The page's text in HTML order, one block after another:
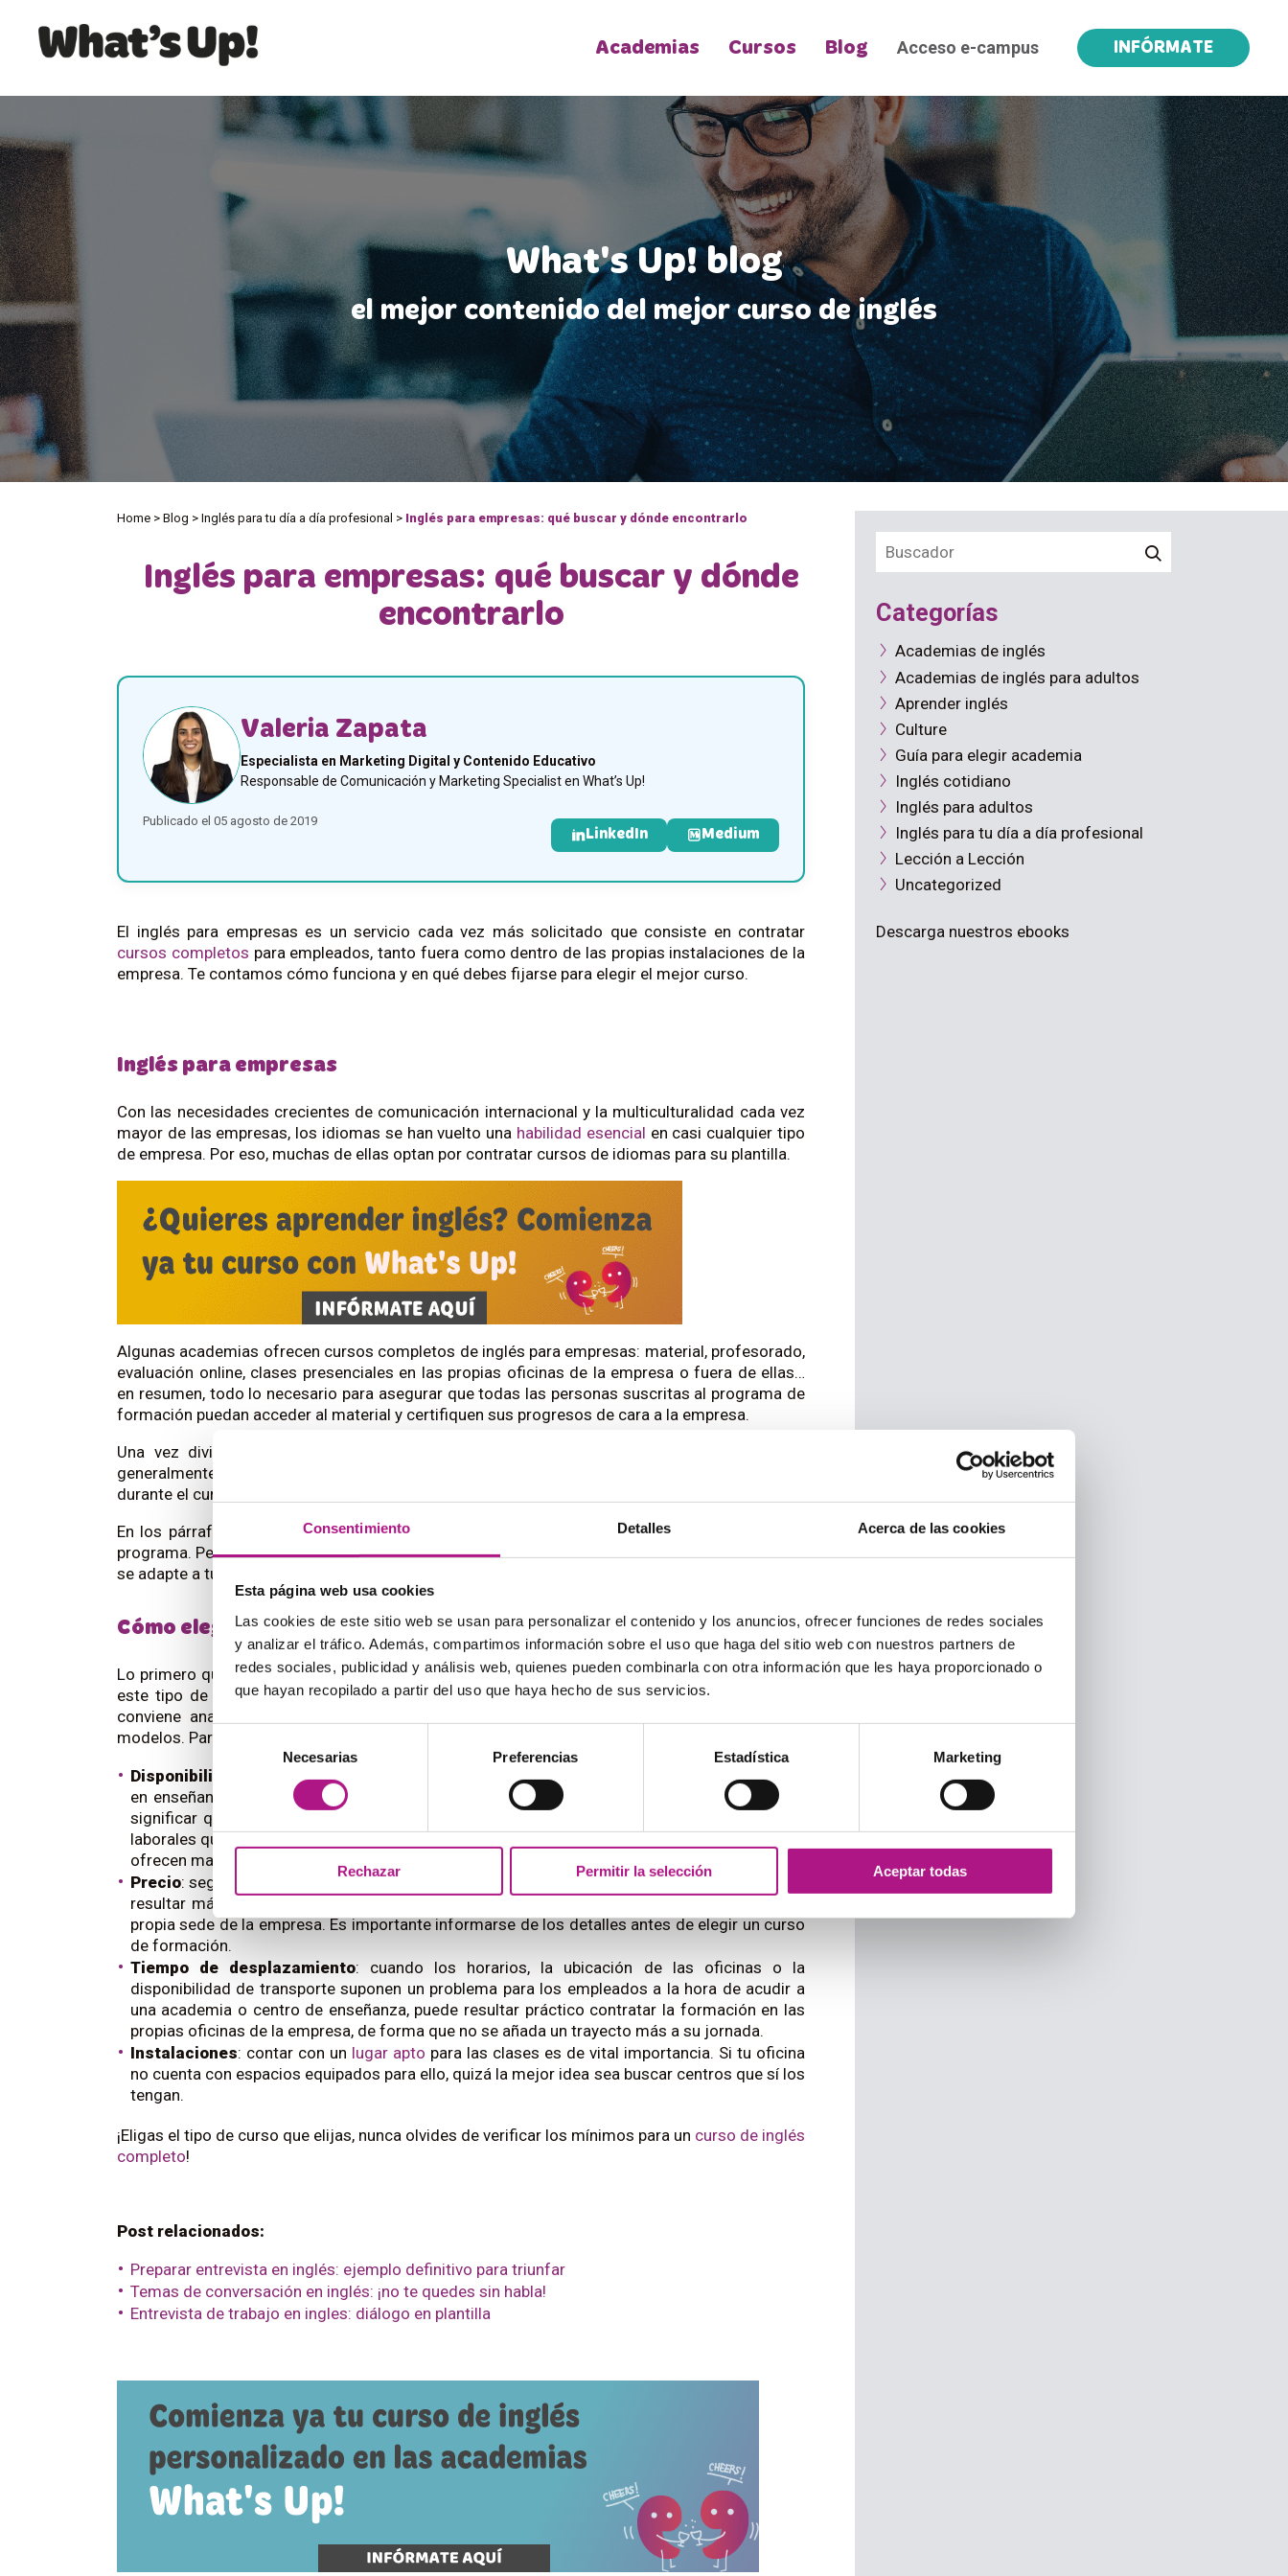
Consentimiento Detalles Acerca de las cookies
Esta página web usa cookies
Las cookies de este sitio web se usan para personalizar el contenido y los anuncios, ofrecer funciones de redes sociales
y analizar el tráfico. Además, compartimos información sobre el uso que haga del sitio web con nuestros partners de
redes sociales, publicidad y análisis web, quienes pueden combinarla con otra información que les haya proporcionado o
que hayan recopilado a partir del uso que haya hecho de sus servicios.
Selección
consentimiento
Necesarias Preferencias Estadística Marketing
Rechazar Permitir la selección Aceptar todas
Academias Cursos Blog Acceso e-campus INFÓRMATE
What's Up! blog
el mejor contenido del mejor curso de inglés
Home > Blog > Inglés para tu día a día profesional > Inglés para empresas: qué buscar y dónde encontrarlo
Inglés para empresas: qué buscar y dónde
encontrarlo
Valeria Zapata
Especialista en Marketing Digital y Contenido Educativo
Responsable de Comunicación y Marketing Specialist en What’s Up!
Publicado el 05 agosto de 2019
LinkedIn Medium
El inglés para empresas es un servicio cada vez más solicitado que consiste en contratar
cursos completos para empleados, tanto fuera como dentro de las propias instalaciones de la
empresa. Te contamos cómo funciona y en qué debes fijarse para elegir el mejor curso.
Inglés para empresas
Con las necesidades crecientes de comunicación internacional y la multiculturalidad cada vez
mayor de las empresas, los idiomas se han vuelto una habilidad esencial en casi cualquier tipo
de empresa. Por eso, muchas de ellas optan por contratar cursos de idiomas para su plantilla.
Algunas academias ofrecen cursos completos de inglés para empresas: material, profesorado,
evaluación online, clases presenciales en las propias oficinas de la empresa o fuera de ellas…
en resumen, todo lo necesario para asegurar que todas las personas suscritas al programa de
formación puedan acceder al material y certifiquen sus progresos de cara a la empresa.
Una vez divididos los grupos y gestionado todo el papeleo, se inicia la formación, que
generalmente lleva un programa definido por la academia que lo imparte. Una o más veces
durante el curso, se evalúa a los alumnos para presentar informes de progreso.
En los párrafos anteriores te hemos resumido muy brevemente cómo funciona este tipo de
programa. Pero ten en cuenta que cada academia tendrá un plan específico. Busca el que mejor
se adapte a tus necesidades.
Cómo elegir un curso de inglés para empresas
Lo primero que debes evaluar es el formato del curso. Tanto si trabajas para una empresa con
este tipo de necesidades como si estás pensando contratar un curso para tus empleados,
conviene analizar qué beneficios tiene este tipo de formación en comparación con otros
modelos. Para ello hay que tener en cuenta varios factores:
Disponibilidad de cursos de calidad
: no todas las empresas de formación se especializan
en enseñanza de idiomas. Algunas buscan profesorado externo a demanda, lo cual puede
significar que los formadores no sean
laborales que no les permitan ofrecer clases de calidad. Los centros con una plantilla estable
ofrecen mayores garantías en este aspecto.
Precio: según el tamaño de los grupos y de la necesidad de separar distintos niveles, puede
resultar más económico costear cursos en academias que contratar una formación en la
propia sede de la empresa. Es importante informarse de los detalles antes de elegir un curso
de formación.
Tiempo de desplazamiento: cuando los horarios, la ubicación de las oficinas o la
disponibilidad de transporte suponen un problema para los empleados a la hora de acudir a
una academia o centro de enseñanza, puede resultar práctico contratar la formación en las
propias oficinas de la empresa, de forma que no se añada un trayecto más a su jornada.
Instalaciones: contar con un lugar apto para las clases es de vital importancia. Si tu oficina
no cuenta con espacios equipados para ello, quizá la mejor idea sea buscar centros que sí los
tengan.
¡Eligas el tipo de curso que elijas, nunca olvides de verificar los mínimos para un curso de inglés
completo!
Post relacionados:
Preparar entrevista en inglés: ejemplo definitivo para triunfar
Temas de conversación en inglés: ¡no te quedes sin habla!
Entrevista de trabajo en ingles: diálogo en plantilla
Categorías
Academias de inglés
Academias de inglés para adultos
Aprender inglés
Culture
Guía para elegir academia
Inglés cotidiano
Inglés para adultos
Inglés para tu día a día profesional
Lección a Lección
Uncategorized
Descarga nuestros ebooks